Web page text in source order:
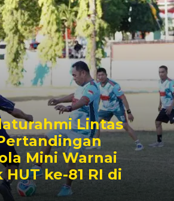
Kalahkan Unsur
Forkopimda, Bupati
Rosman Tampil
Juara Lomba Makan
Kerupuk